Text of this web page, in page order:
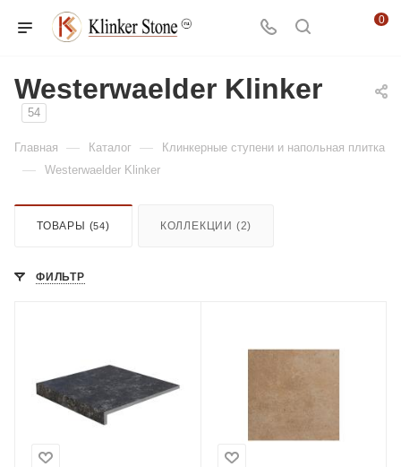
0
Westerwaelder Klinker
54
Главная — Каталог — Клинкерные ступени и напольная плитка
— Westerwaelder Klinker
ТОВАРЫ (54) КОЛЛЕКЦИИ (2)
ФИЛЬТР